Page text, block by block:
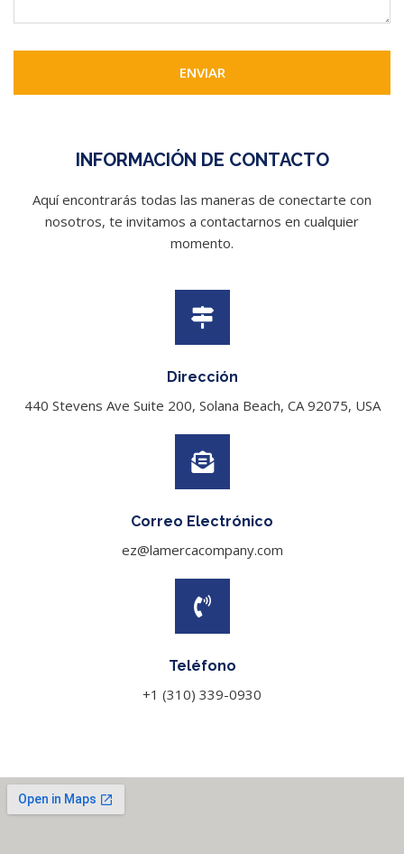
ENVIAR
INFORMACIÓN DE CONTACTO
Aquí encontrarás todas las maneras de conectarte con
nosotros, te invitamos a contactarnos en cualquier
momento.
Dirección
440 Stevens Ave Suite 200, Solana Beach, CA 92075, USA
Correo Electrónico
ez@lamercacompany.com
Teléfono
+1 (310) 339-0930